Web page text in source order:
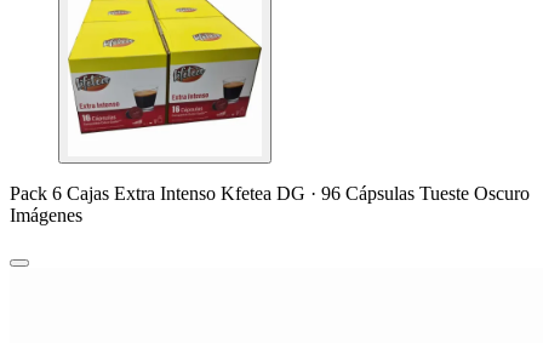
Pack 6 Cajas Extra Intenso Kfetea DG · 96 Cápsulas Tueste Oscuro
Imágenes